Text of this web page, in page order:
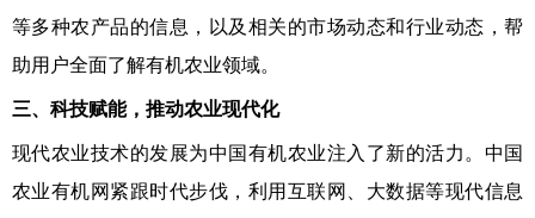
等多种农产品的信息，以及相关的市场动态和行业动态，帮
助用户全面了解有机农业领域。
三、科技赋能，推动农业现代化
现代农业技术的发展为中国有机农业注入了新的活力。中国
农业有机网紧跟时代步伐，利用互联网、大数据等现代信息